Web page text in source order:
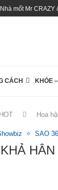
Nhà mốt Mr CRAZY
CÁCH KHỎE
Hoa
SAO